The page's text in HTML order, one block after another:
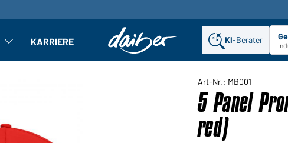
Unternehmen: Untermenü öffnen
KARRIERE KI-Berater
Art-Nr.: MB001
5 Panel
red)